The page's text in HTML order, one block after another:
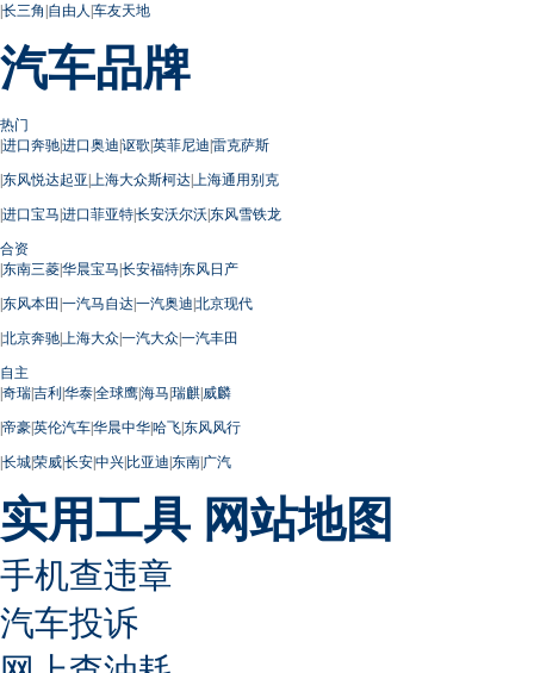
|长三角 |自由人 |车友天地
汽车品牌
热门
|进口奔驰|进口奥迪|讴歌|英菲尼迪|雷克萨斯
|东风悦达起亚| 上海大众斯柯达| 上海通用别克
|进口宝马|进口菲亚特|长安沃尔沃|东风雪铁龙
合资
|东南三菱|华晨宝马|长安福特|东风日产
|东风本田 |一汽马自达|一汽奥迪|北京现代
|北京奔驰| 上海大众|一汽大众|一汽丰田
自主
|奇瑞|吉利|华泰|全球鹰|海马|瑞麒|威麟
|帝豪|英伦汽车|华晨中华|哈飞|东风风行
|长城|荣威|长安|中兴|比亚迪|东南|广汽
实用工具 网站地图
手机查违章
汽车投诉